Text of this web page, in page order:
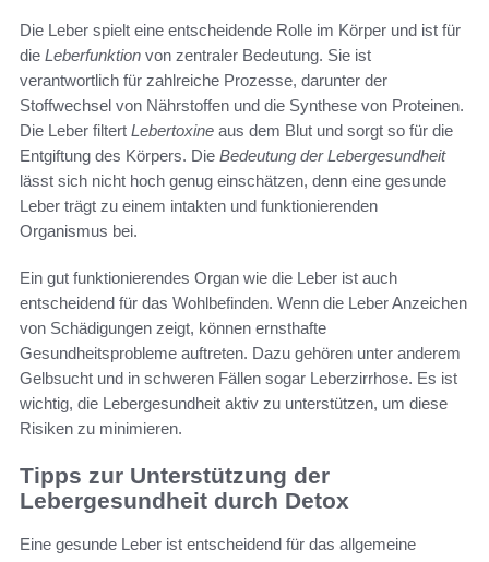
Die Leber spielt eine entscheidende Rolle im Körper und ist für
die Leberfunktion von zentraler Bedeutung. Sie ist
verantwortlich für zahlreiche Prozesse, darunter der
Stoffwechsel von Nährstoffen und die Synthese von Proteinen.
Die Leber filtert Lebertoxine aus dem Blut und sorgt so für die
Entgiftung des Körpers. Die Bedeutung der Lebergesundheit
lässt sich nicht hoch genug einschätzen, denn eine gesunde
Leber trägt zu einem intakten und funktionierenden
Organismus bei.
Ein gut funktionierendes Organ wie die Leber ist auch
entscheidend für das Wohlbefinden. Wenn die Leber Anzeichen
von Schädigungen zeigt, können ernsthafte
Gesundheitsprobleme auftreten. Dazu gehören unter anderem
Gelbsucht und in schweren Fällen sogar Leberzirrhose. Es ist
wichtig, die Lebergesundheit aktiv zu unterstützen, um diese
Risiken zu minimieren.
Tipps zur Unterstützung der
Lebergesundheit durch Detox
Eine gesunde Leber ist entscheidend für das allgemeine